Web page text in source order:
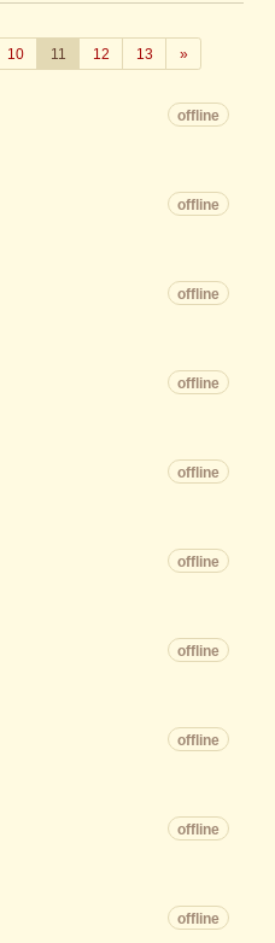
10 11 12 13 »Weiter
offline
offline
offline
offline
offline
offline
offline
offline
offline
offline